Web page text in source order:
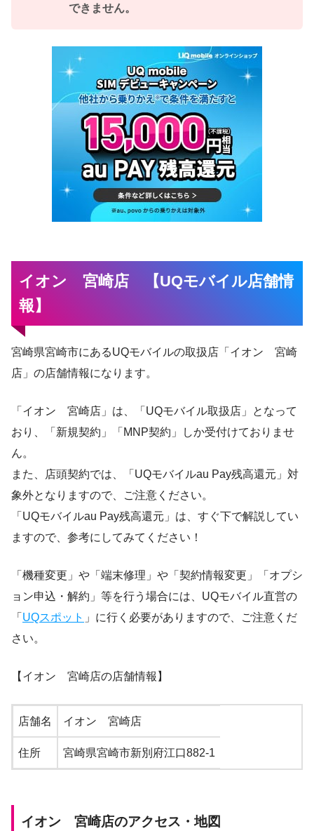
できません。
イオン 宮崎店 【UQモバイル店舗情
報】
宮崎県宮崎市にあるUQモバイルの取扱店「イオン 宮崎
店」の店舗情報になります。
「イオン 宮崎店」は、「UQモバイル取扱店」となって
おり、「新規契約」「MNP契約」しか受付けておりませ
ん。
また、店頭契約では、「UQモバイルau Pay残高還元」対
象外となりますので、ご注意ください。
「UQモバイルau Pay残高還元」は、すぐ下で解説してい
ますので、参考にしてみてください！
「機種変更」や「端末修理」や「契約情報変更」「オプシ
ョン申込・解約」等を行う場合には、UQモバイル直営の
「 UQスポット 」に行く必要がありますので、ご注意くだ
さい。
【イオン 宮崎店の店舗情報】
店舗名 イオン 宮崎店
住所 宮崎県宮崎市新別府江口882-1
イオン 宮崎店のアクセス・地図